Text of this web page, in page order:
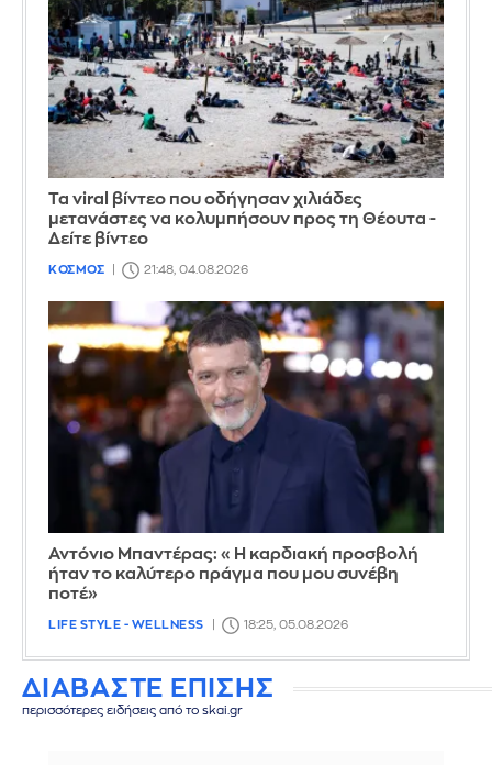
Τα viral βίντεο που οδήγησαν χιλιάδες
μετανάστες να κολυμπήσουν προς τη Θέουτα -
Δείτε βίντεο
ΚΟΣΜΟΣ 21:48, 04.08.2026
Αντόνιο Μπαντέρας: «Η καρδιακή προσβολή
ήταν το καλύτερο πράγμα που μου συνέβη
ποτέ»
LIFE STYLE - WELLNESS 18:25, 05.08.2026
ΔΙΑΒΑΣΤΕ ΕΠΙΣΗΣ
περισσότερες ειδήσεις από το skai.gr